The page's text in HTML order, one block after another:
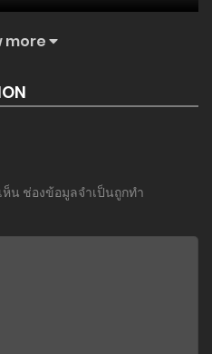
more
ห็น ช่องข้อมูลจำเป็นถูกทำ